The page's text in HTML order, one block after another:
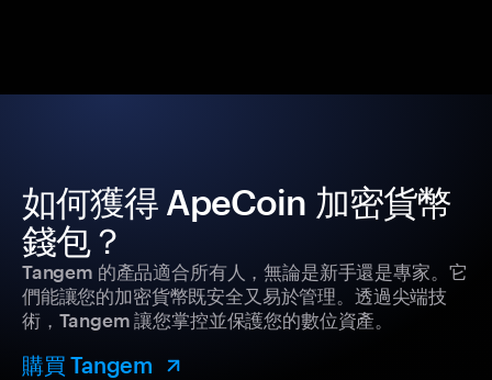
如何獲得 ApeCoin 加密貨幣
錢包？
Tangem 的產品適合所有人，無論是新手還是專家。它
們能讓您的加密貨幣既安全又易於管理。透過尖端技
術，Tangem 讓您掌控並保護您的數位資產。
購買 Tangem